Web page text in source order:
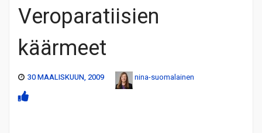
Veroparatiisien
käärmeet
30 MAALISKUUN, 2009 nina-suomalainen